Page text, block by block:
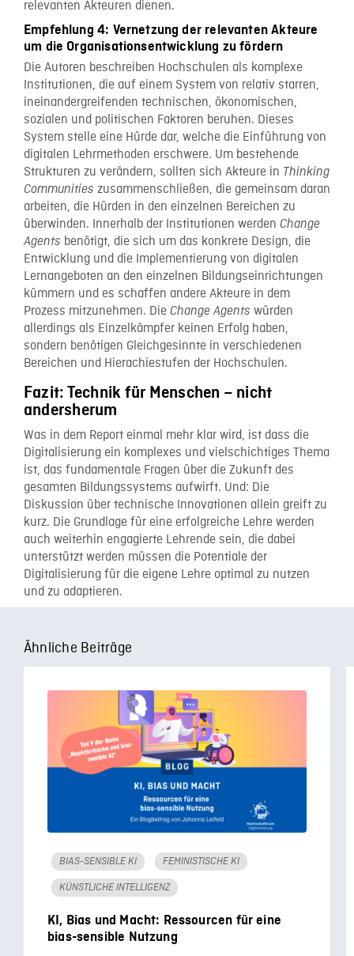
relevanten Akteuren dienen.
Empfehlung 4: Vernetzung der relevanten Akteure
um die Organisationsentwicklung zu fördern
Die Autoren beschreiben Hochschulen als komplexe
Institutionen, die auf einem System von relativ starren,
ineinandergreifenden technischen, ökonomischen,
sozialen und politischen Faktoren beruhen. Dieses
System stelle eine Hürde dar, welche die Einführung von
digitalen Lehrmethoden erschwere. Um bestehende
Strukturen zu verändern, sollten sich Akteure in Thinking
Communities zusammenschließen, die gemeinsam daran
arbeiten, die Hürden in den einzelnen Bereichen zu
überwinden. Innerhalb der Institutionen werden Change
Agents benötigt, die sich um das konkrete Design, die
Entwicklung und die Implementierung von digitalen
Lernangeboten an den einzelnen Bildungseinrichtungen
kümmern und es schaffen andere Akteure in dem
Prozess mitzunehmen. Die Change Agents würden
allerdings als Einzelkämpfer keinen Erfolg haben,
sondern benötigen Gleichgesinnte in verschiedenen
Bereichen und Hierachiestufen der Hochschulen.
Fazit: Technik für Menschen – nicht
andersherum
Was in dem Report einmal mehr klar wird, ist dass die
Digitalisierung ein komplexes und vielschichtiges Thema
ist, das fundamentale Fragen über die Zukunft des
gesamten Bildungssystems aufwirft. Und: Die
Diskussion über technische Innovationen allein greift zu
kurz. Die Grundlage für eine erfolgreiche Lehre werden
auch weiterhin engagierte Lehrende sein, die dabei
unterstützt werden müssen die Potentiale der
Digitalisierung für die eigene Lehre optimal zu nutzen
und zu adaptieren.
Ähnliche Beiträge
BIAS-SENSIBLE KI FEMINISTISCHE KI
KÜNSTLICHE INTELLIGENZ
KI, Bias und Macht: Ressourcen für eine
bias-sensible Nutzung